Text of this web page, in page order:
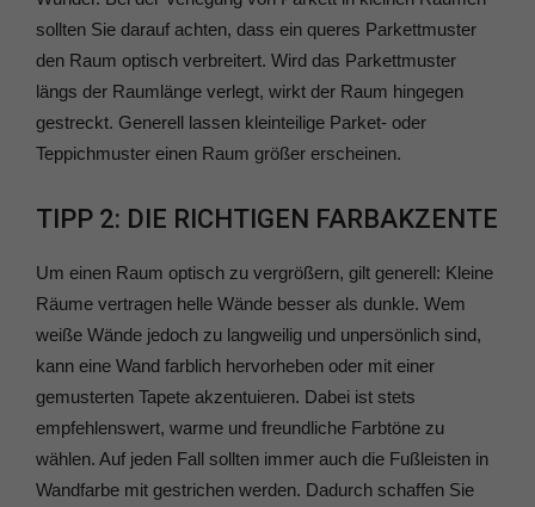
sollten Sie darauf achten, dass ein queres Parkettmuster
den Raum optisch verbreitert. Wird das Parkettmuster
längs der Raumlänge verlegt, wirkt der Raum hingegen
gestreckt. Generell lassen kleinteilige Parket- oder
Teppichmuster einen Raum größer erscheinen.
TIPP 2: DIE RICHTIGEN FARBAKZENTE
Um einen Raum optisch zu vergrößern, gilt generell: Kleine
Räume vertragen helle Wände besser als dunkle. Wem
weiße Wände jedoch zu langweilig und unpersönlich sind,
kann eine Wand farblich hervorheben oder mit einer
gemusterten Tapete akzentuieren. Dabei ist stets
empfehlenswert, warme und freundliche Farbtöne zu
wählen. Auf jeden Fall sollten immer auch die Fußleisten in
Wandfarbe mit gestrichen werden. Dadurch schaffen Sie